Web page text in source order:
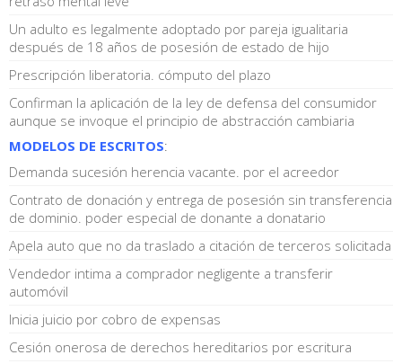
Un adulto es legalmente adoptado por pareja igualitaria
después de 18 años de posesión de estado de hijo
Prescripción liberatoria. cómputo del plazo
Confirman la aplicación de la ley de defensa del consumidor
aunque se invoque el principio de abstracción cambiaria
MODELOS DE ESCRITOS:
Demanda sucesión herencia vacante. por el acreedor
Contrato de donación y entrega de posesión sin transferencia
de dominio. poder especial de donante a donatario
Apela auto que no da traslado a citación de terceros solicitada
Vendedor intima a comprador negligente a transferir
automóvil
Inicia juicio por cobro de expensas
Cesión onerosa de derechos hereditarios por escritura